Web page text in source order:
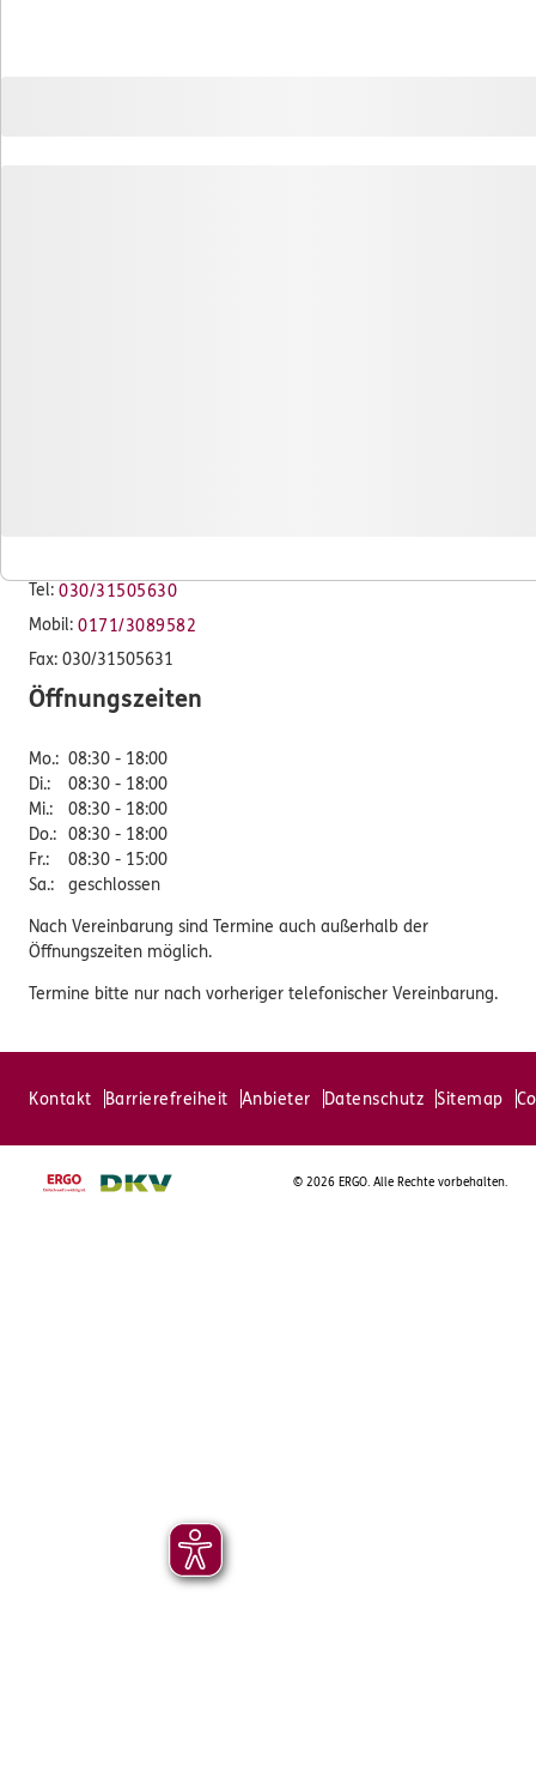
Tel: 030/31505630
Mobil: 0171/3089582
Fax: 030/31505631
Öffnungszeiten
Mo.: 08:30 - 18:00
Di.:
08:30 - 18:00
Mi.:
08:30 - 18:00
Do.: 08:30 - 18:00
Fr.:
08:30 - 15:00
Sa.: geschlossen
Nach Vereinbarung sind Termine auch außerhalb der
Öffnungszeiten möglich.
Termine bitte nur nach vorheriger telefonischer Vereinbarung.
Kontakt Barrierefreiheit Anbieter Datenschutz Sitemap
© 2026 ERGO. Alle Rechte vorbehalten.